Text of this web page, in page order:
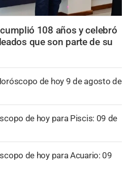
108 años y celebró
que son parte de su
de hoy 9 de agosto de
de hoy para Piscis: 09 de
de hoy para Acuario: 09